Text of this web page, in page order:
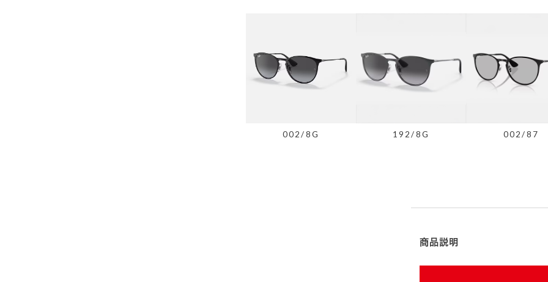
002/8G 192/8G 002/87
商品説明